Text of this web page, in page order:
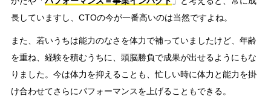
長していますし、CTOの今が一番高いのは当然ですよね。
また、若いうちは能力のなさを体力で補っていましたけど、年齢
を重ね、経験を積むうちに、頭脳勝負で成果が出せるようにもな
りました。今は体力を抑えることも、忙しい時に体力と能力を掛
け合わせてさらにパフォーマンスを上げることもできる。